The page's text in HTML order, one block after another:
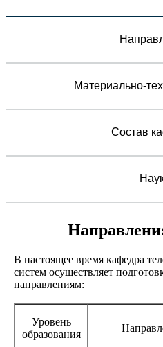
Материально-
Состав
В настоящее время кафедра
систем осуществляет
направлениям:
Уровень
образования